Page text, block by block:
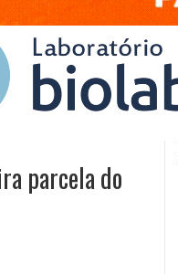
parcela do